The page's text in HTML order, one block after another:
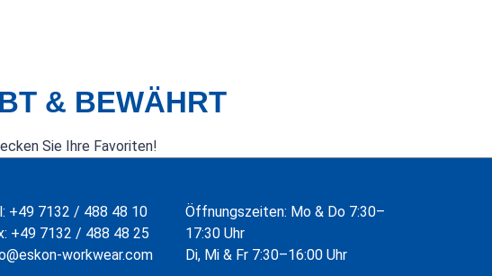
& BEWÄHRT
Sie Ihre Favoriten!
+49 7132 / 488 48 10
+49 7132 / 488 48 25
workwear.com
Öffnungszeiten: Mo & Do 7:30–
17:30 Uhr
Di, Mi & Fr 7:30–16:00 Uhr